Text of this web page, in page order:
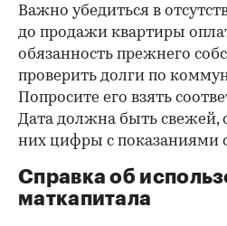
Важно убедиться в
до продажи квартиры
обязанность прежнего
проверить долги по
Попросите его взять
Дата должна быть свежей,
них цифры с показаниями
Справка об
маткапитала